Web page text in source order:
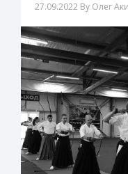
27.09.2022 By Олег